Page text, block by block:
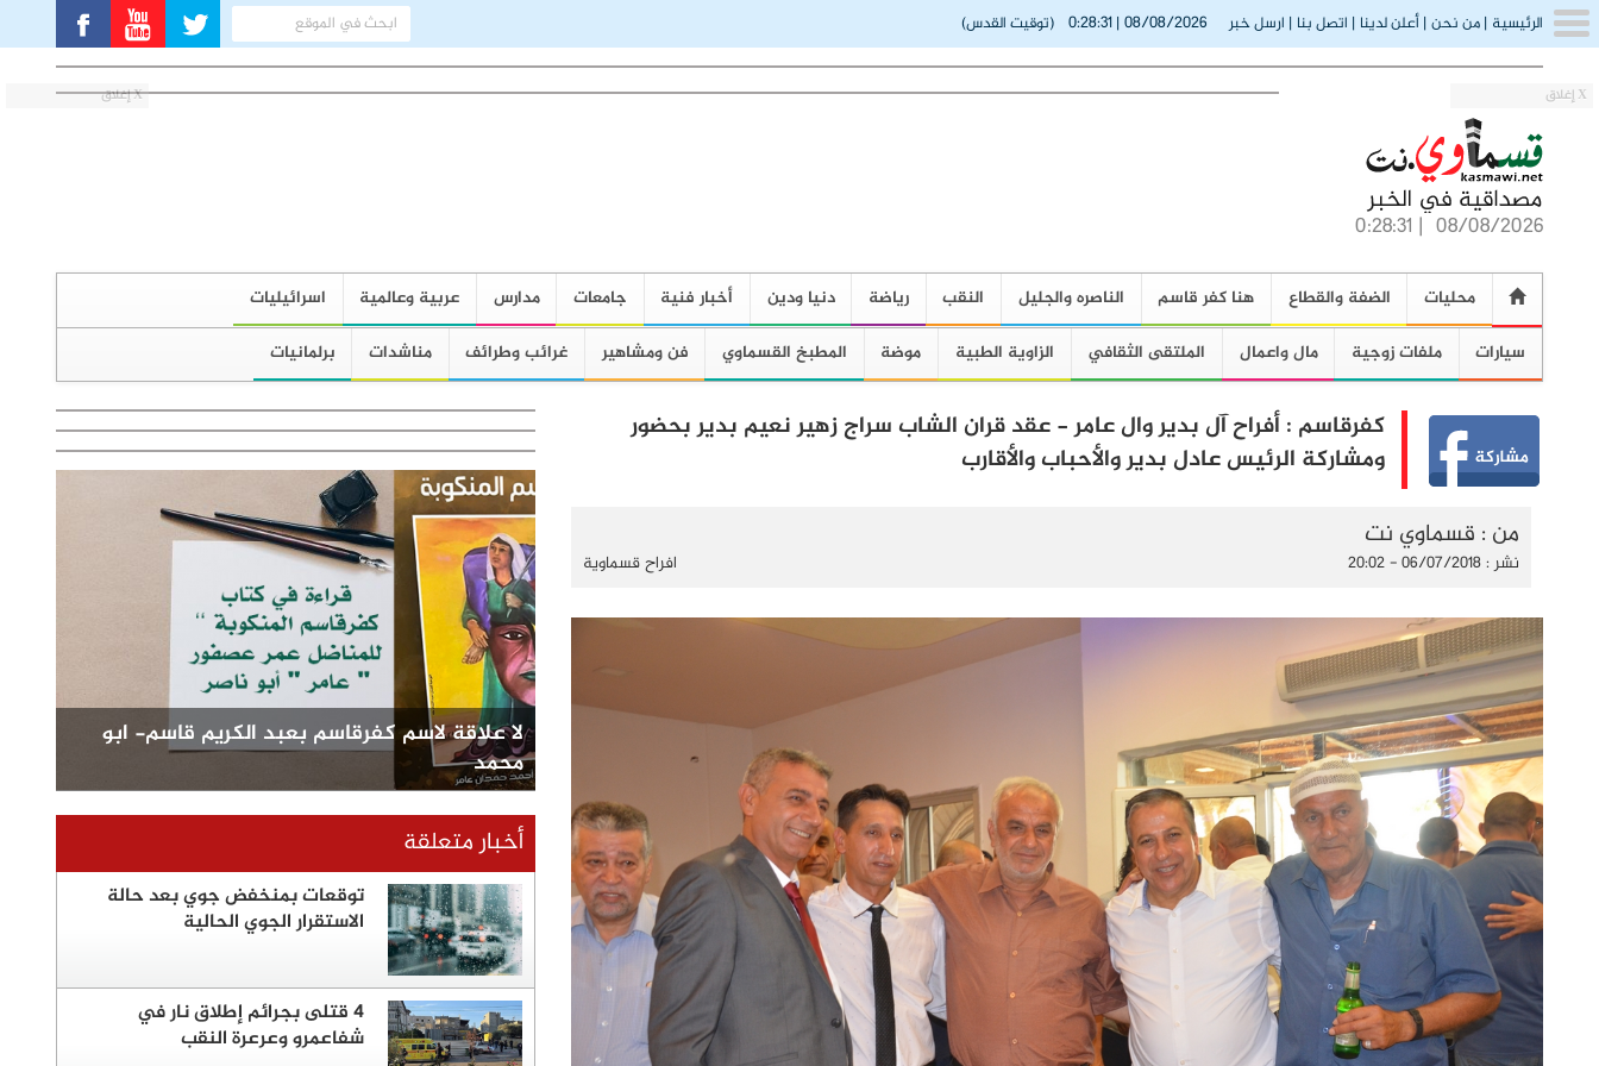
X إغلاق X إغلاق
الرئيسية |من نحن|أعلن لدينا | اتصل بنا | ارسل خبر 08/08/2026
|
0:28:34 (توقيت القدس)
08/08/2026
|
0:28:34
محليات الضفة والقطاع هنا كفر قاسم الناصره والجليل النقب رياضة دنيا ودين أخبار فنية جامعات مدارس عربية وعالمية
اسرائيليات
سيارات
ملفات زوجية مال واعمال الملتقى الثقافي الزاوية الطبية موضة المطبخ القسماوي فن ومشاهير غرائب وطرائف مناشدات برلمانيات
كفرقاسم : أفراح آل بدير وال عامر - عقد قران الشاب سراج زهير نعيم بدير بحضور
ومشاركة الرئيس عادل بدير والأحباب والأقارب
من : قسماوي نت
نشر : 06/07/2018 - 20:02 افراح قسماوية
لا علاقة لاسم كفرقاسم بعبد الكريم قاسم- ابو
محمد
أخبار متعلقة
توقعات بمنخفض جوي بعد حالة
الاستقرار الجوي الحالية
4 قتلى بجرائم إطلاق نار في
شفاعمرو وعرعرة النقب